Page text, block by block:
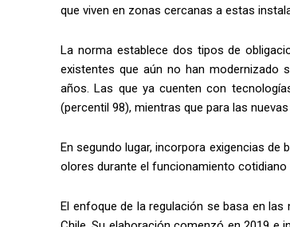
que viven en zonas cercanas a estas
La norma establece dos tipos de
existentes que aún no han modernizado
años. Las que ya cuenten con
(percentil 98), mientras que para las
En segundo lugar, incorpora exigencias
olores durante el funcionamiento cotidiano
El enfoque de la regulación se basa en